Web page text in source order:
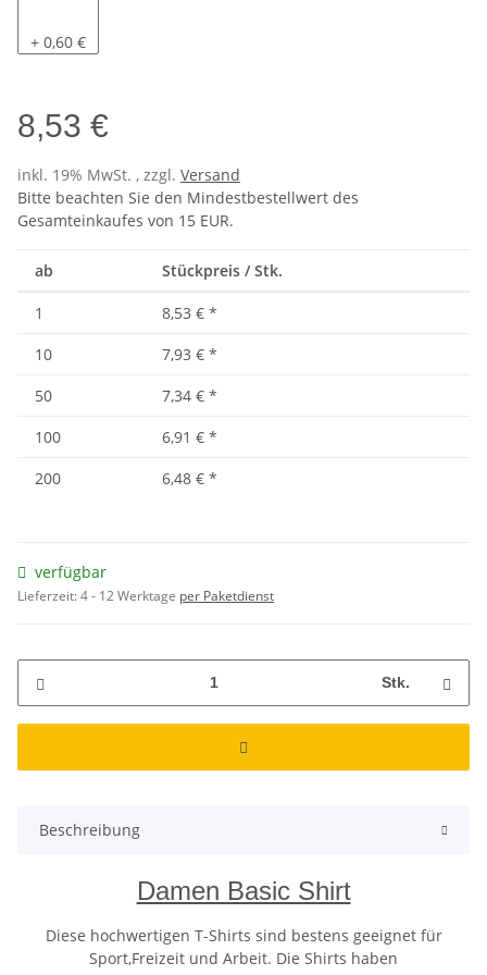
Pacific
+ 0,60 €
8,53 €
inkl. 19% MwSt. , zzgl. Versand
Bitte beachten Sie den Mindestbestellwert des
Gesamteinkaufes von 15 EUR.
ab Stückpreis / Stk.
1 8,53 € *
10
7,93 € *
50
7,34 € *
100
6,91 € *
200
6,48 € *
verfügbar
Lieferzeit:4 - 12 Werktage per Paketdienst
Stk.
Beschreibung
Damen Basic Shirt
Diese hochwertigen T-Shirts sind bestens geeignet für
Sport,Freizeit und Arbeit. Die Shirts haben